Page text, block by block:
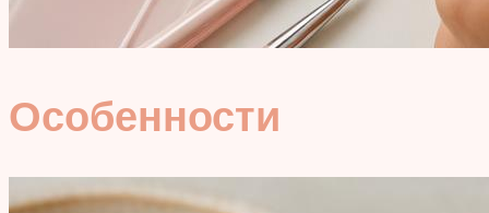
Особенности